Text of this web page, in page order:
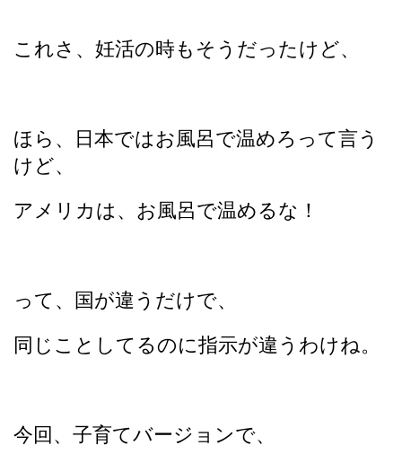
これさ、妊活の時もそうだったけど、
ほら、日本ではお風呂で温めろって言う
けど、
アメリカは、お風呂で温めるな！
って、国が違うだけで、
同じことしてるのに指示が違うわけね。
今回、子育てバージョンで、